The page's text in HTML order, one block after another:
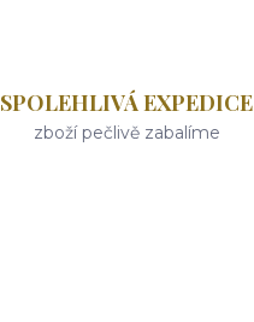
SPOLEHLIVÁ EXPEDICE
zboží pečlivě zabalíme